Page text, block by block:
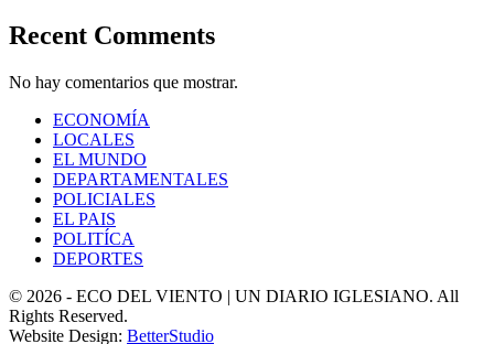
Recent Comments
No hay comentarios que mostrar.
ECONOMÍA
LOCALES
EL MUNDO
DEPARTAMENTALES
POLICIALES
EL PAIS
POLITÍCA
DEPORTES
© 2026 - ECO DEL VIENTO | UN DIARIO IGLESIANO. All
Rights Reserved.
Website Design: BetterStudio